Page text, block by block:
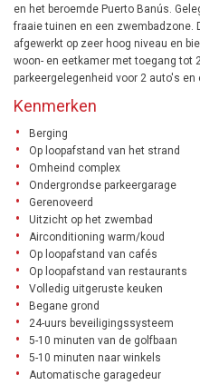
en het beroemde Puerto Banús.
fraaie tuinen en een zwembadzone.
afgewerkt op zeer hoog niveau en
woon- en eetkamer met toegang tot
parkeergelegenheid voor 2 auto's en
Kenmerken
Berging
Op loopafstand van het strand
Omheind complex
Ondergrondse parkeergarage
Gerenoveerd
Uitzicht op het zwembad
Airconditioning warm/koud
Op loopafstand van cafés
Op loopafstand van restaurants
Volledig uitgeruste keuken
Begane grond
24-uurs beveiligingssysteem
5-10 minuten van de golfbaan
5-10 minuten naar winkels
Automatische garagedeur